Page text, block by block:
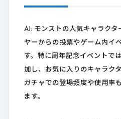
A1: モンストの人気キャラク
ヤーからの投票やゲーム内イ
す。特に周年記念イベントで
加し、お気に入りのキャラク
ガチャでの登場頻度や使用率
ます。